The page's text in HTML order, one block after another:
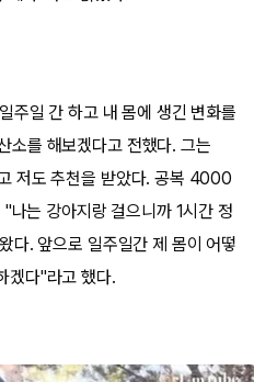
주일 간 하고 내 몸에 생긴 변화를
소를 해보겠다고 전했다. 그는
저도 추천을 받았다. 공복 4000
는 강아지랑 걸으니까 1시간 정
다. 앞으로 일주일간 제 몸이 어떻
겠다"라고 했다.